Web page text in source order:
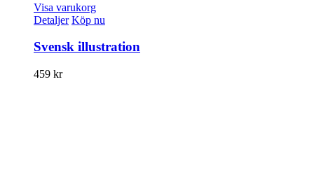
Visa varukorg
Detaljer Köp nu
Svensk illustration
459 kr